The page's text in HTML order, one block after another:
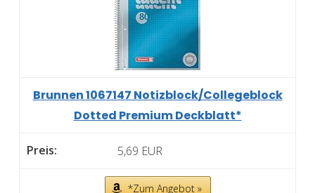
Brunnen 1067147 Notizblock/Collegeblock
Dotted Premium Deckblatt*
5,69 EUR
*Zum Angebot »